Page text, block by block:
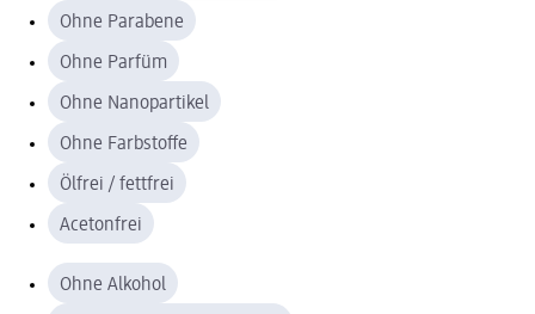
Ohne Parabene
Ohne Parfüm
Ohne Nanopartikel
Ohne Farbstoffe
Ölfrei / fettfrei
Acetonfrei
Ohne Alkohol